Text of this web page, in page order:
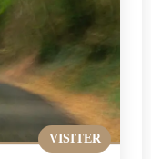
VISITER